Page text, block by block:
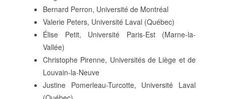
Bernard Perron, Université de Montréal
Valerie Peters, Université Laval (Québec)
Élise Petit, Université Paris-Est (Marne-la-
Vallée)
Christophe Pirenne, Universités de Liège et de
Louvain-la-Neuve
Justine Pomerleau-Turcotte, Université Laval